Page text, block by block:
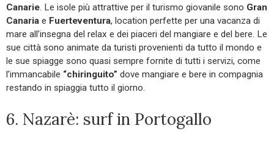
Canarie . Le isole più attrattive per il turismo giovanile sono Gran
Canaria e Fuerteventura, location perfette per una vacanza di
mare all’insegna del relax e dei piaceri del mangiare e del bere. Le
sue città sono animate da turisti provenienti da tutto il mondo e
le sue spiagge sono quasi sempre fornite di tutti i servizi, come
l’immancabile “chiringuito” dove mangiare e bere in compagnia
restando in spiaggia tutto il giorno.
6. Nazarè: surf in Portogallo